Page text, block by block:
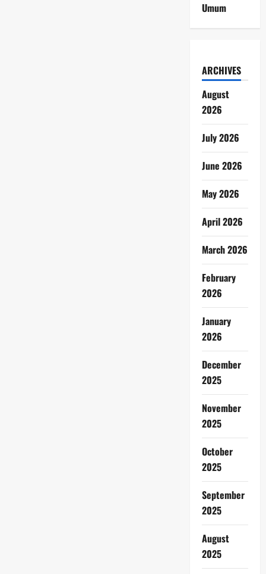
Umum
ARCHIVES
August
2026
July 2026
June 2026
May 2026
April 2026
March 2026
February
2026
January
2026
December
2025
November
2025
October
2025
September
2025
August
2025